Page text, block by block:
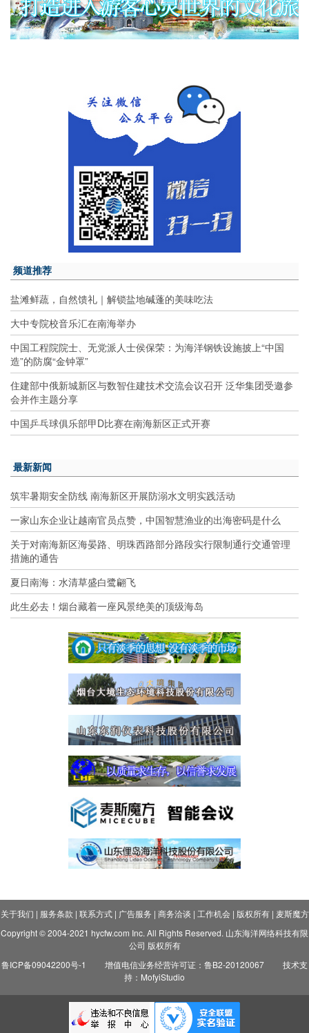
频道推荐
盐滩鲜蔬，自然馈礼｜解锁盐地碱蓬的美味吃法
大中专院校音乐汇在南海举办
中国工程院院士、无党派人士侯保荣：为海洋钢铁设施披上“中国
造”的防腐“金钟罩”
住建部中俄新城新区与数智住建技术交流会议召开 泛华集团受邀参
会并作主题分享
中国乒乓球俱乐部甲D比赛在南海新区正式开赛
最新新闻
筑牢暑期安全防线 南海新区开展防溺水文明实践活动
一家山东企业让越南官员点赞，中国智慧渔业的出海密码是什么
关于对南海新区海晏路、明珠西路部分路段实行限制通行交通管理
措施的通告
夏日南海：水清草盛白鹭翩飞
此生必去！烟台藏着一座风景绝美的顶级海岛
关于我们 | 服务条款 | 联系方式| 广告服务 | 商务洽谈 | 工作机会| 版权所有| 麦斯魔方
Copyright © 2004-2021 hycfw.com Inc. All Rights Reserved. 山东海洋网络科技有限
公司 版权所有
鲁ICP备09042200号-1
增值电信业务经营许可证：鲁B2-20120067
技术支
持：MofyiStudio